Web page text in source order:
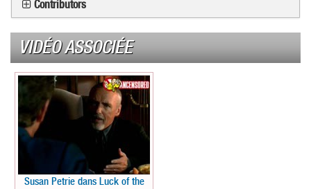
Contributors
VIDÉO ASSOCIÉE
Susan Petrie dans Luck of the